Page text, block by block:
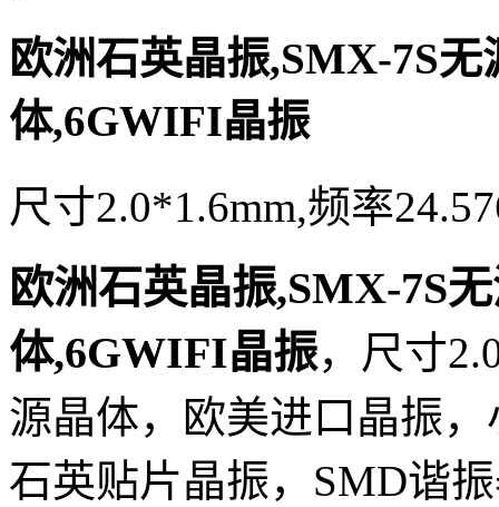
欧洲石英晶振,SMX-7S
体,6GWIFI晶振
尺寸2.0*1.6mm,频率
欧洲石英晶振,SMX-7S
体,6GWIFI晶振，尺寸
源晶体，欧美进口晶振
石英贴片晶振，SMD谐